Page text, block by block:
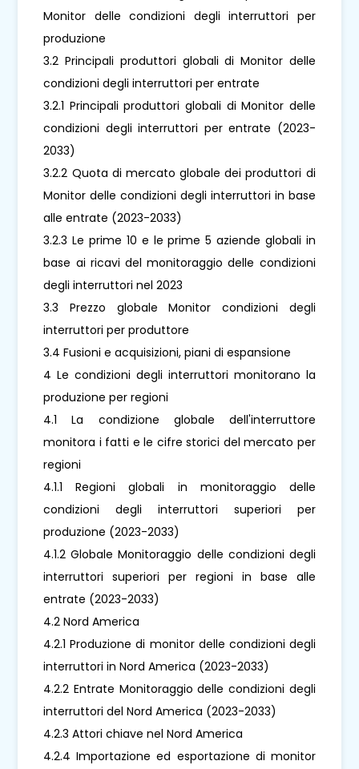
Monitor delle condizioni degli interruttori per
produzione
3.2 Principali produttori globali di Monitor delle
condizioni degli interruttori per entrate
3.2.1 Principali produttori globali di Monitor delle
condizioni degli interruttori per entrate (2023-
2033)
3.2.2 Quota di mercato globale dei produttori di
Monitor delle condizioni degli interruttori in base
alle entrate (2023-2033)
3.2.3 Le prime 10 e le prime 5 aziende globali in
base ai ricavi del monitoraggio delle condizioni
degli interruttori nel 2023
3.3 Prezzo globale Monitor condizioni degli
interruttori per produttore
3.4 Fusioni e acquisizioni, piani di espansione
4 Le condizioni degli interruttori monitorano la
produzione per regioni
4.1 La condizione globale dell'interruttore
monitora i fatti e le cifre storici del mercato per
regioni
4.1.1 Regioni globali in monitoraggio delle
condizioni degli interruttori superiori per
produzione (2023-2033)
4.1.2 Globale Monitoraggio delle condizioni degli
interruttori superiori per regioni in base alle
entrate (2023-2033)
4.2 Nord America
4.2.1 Produzione di monitor delle condizioni degli
interruttori in Nord America (2023-2033)
4.2.2 Entrate Monitoraggio delle condizioni degli
interruttori del Nord America (2023-2033)
4.2.3 Attori chiave nel Nord America
4.2.4 Importazione ed esportazione di monitor